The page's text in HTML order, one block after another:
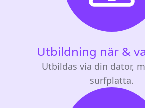
Utbildning när &
Utbildas via din dator,
surfplatta.